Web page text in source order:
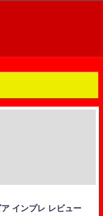
インプレ レビュー